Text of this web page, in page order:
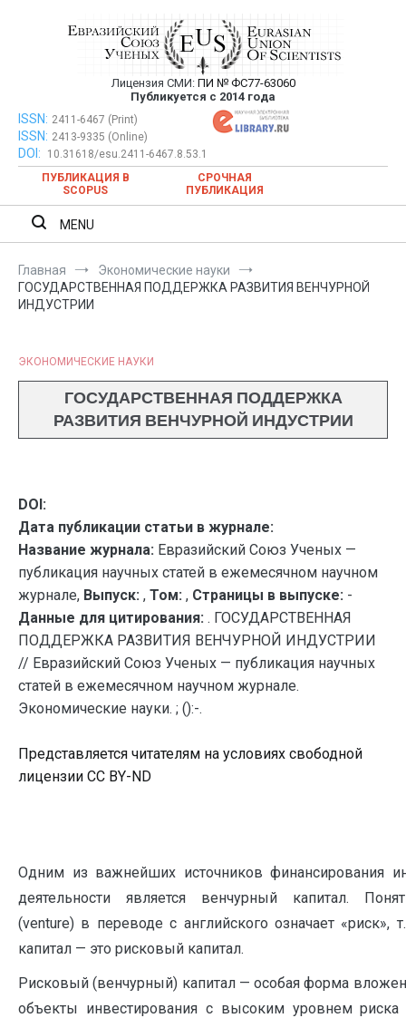
Евразийский Союз Ученых —
публикация научных статей в
ежемесячном научном журнале
Лицензия СМИ: ПИ № ФС77-63060
Публикуется с 2014 года
Евразийский Союз Ученых — публикация научных статей в
ежемесячном научном журнале
ISSN: 2411-6467 (Print)
ISSN: 2413-9335 (Online)
DOI:
10.31618/esu.2411-6467.8.53.1
ПУБЛИКАЦИЯ В
SCOPUS
СРОЧНАЯ
ПУБЛИКАЦИЯ
MENU
Главная
Экономические науки
ГОСУДАРСТВЕННАЯ ПОДДЕРЖКА РАЗВИТИЯ ВЕНЧУРНОЙ
ИНДУСТРИИ
ЭКОНОМИЧЕСКИЕ НАУКИ
ГОСУДАРСТВЕННАЯ ПОДДЕРЖКА
РАЗВИТИЯ ВЕНЧУРНОЙ ИНДУСТРИИ
DOI:
Дата публикации статьи в журнале:
Название журнала: Евразийский Союз Ученых —
публикация научных статей в ежемесячном научном
журнале, Выпуск: , Том: , Страницы в выпуске: -
Данные для цитирования: . ГОСУДАРСТВЕННАЯ
ПОДДЕРЖКА РАЗВИТИЯ ВЕНЧУРНОЙ ИНДУСТРИИ
// Евразийский Союз Ученых — публикация научных
статей в ежемесячном научном журнале.
Экономические науки. ; ():-.
Представляется читателям на условиях свободной
лицензии CC BY-ND
Одним из важнейших источников финансирования
деятельности является вен­чурный капитал.
(venture) в переводе с английского означает «риск»,
капитал — это рисковый капитал.
Рисковый (венчурный) капитал — особая форма
объекты инвестирования с высоким уровнем риска